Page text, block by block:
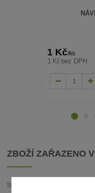
1 Kč/ks
1 Kč bez DPH
ZBOŽÍ ZAŘAZENO